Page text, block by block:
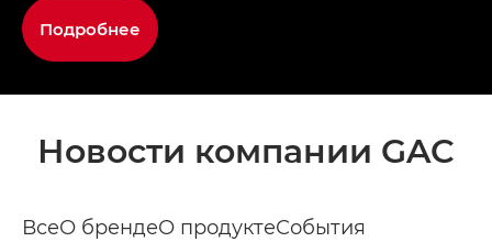
Подробнее
Новости компании GAC
ВсеО брендеО продуктеСобытия